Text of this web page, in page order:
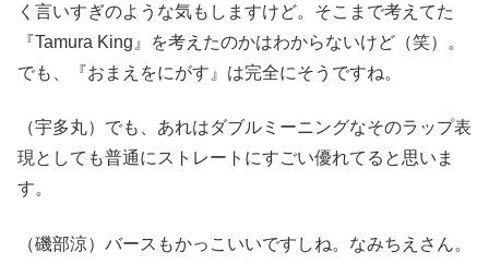
く言いすぎのような気もしますけど。そこまで考えてた
『Tamura King』を考えたのかはわからないけど（笑）。
でも、『おまえをにがす』は完全にそうですね。
（宇多丸）でも、あれはダブルミーニングなそのラップ表
現としても普通にストレートにすごい優れてると思いま
す。
（磯部涼）バースもかっこいいですしね。なみちえさん。